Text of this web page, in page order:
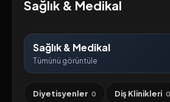
Sağlık & Medikal
Sağlık & Medikal
Tümünü görüntüle
Diyetisyenler 0 Diş Klinikleri 0